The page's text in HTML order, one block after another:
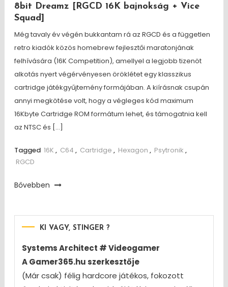
8bit Dreamz [RGCD 16K bajnokság + Vice
Squad]
Még tavaly év végén bukkantam rá az RGCD és a független
retro kiadók közös homebrew fejlesztői maratonjának
felhívására (16K Competition), amellyel a legjobb tizenöt
alkotás nyert végérvényesen öröklétet egy klasszikus
cartridge játékgyűjtemény formájában. A kiírásnak csupán
annyi megkötése volt, hogy a végleges kód maximum
16Kbyte Cartridge ROM formátum lehet, és támogatnia kell
az NTSC és […]
Tagged 16K , C64 , Cartridge , Hexagon , Psytronik ,
RGCD
Bővebben
KI VAGY, STINGER ?
Systems Architect # Videogamer
A Gamer365.hu szerkesztője
(Már csak) félig hardcore játékos, fokozott